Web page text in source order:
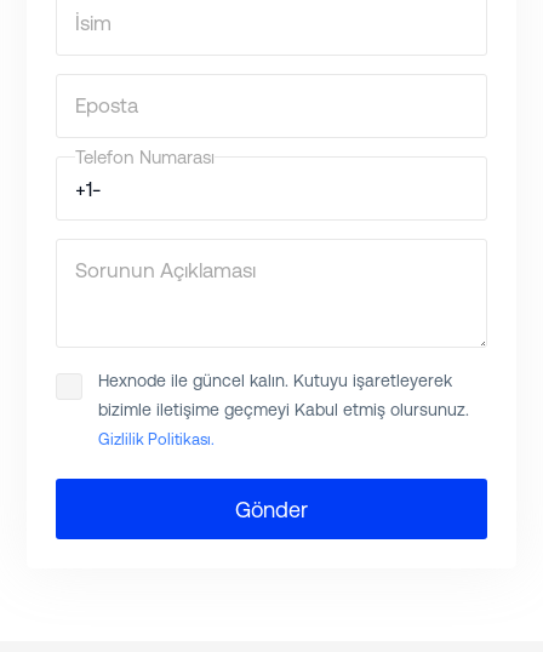
İsim
Eposta
Telefon Numarası
Sorunun Açıklaması
Hexnode ile güncel kalın. Kutuyu işaretleyerek
bizimle iletişime geçmeyi Kabul etmiş olursunuz.
Gizlilik Politikası.
Gönder